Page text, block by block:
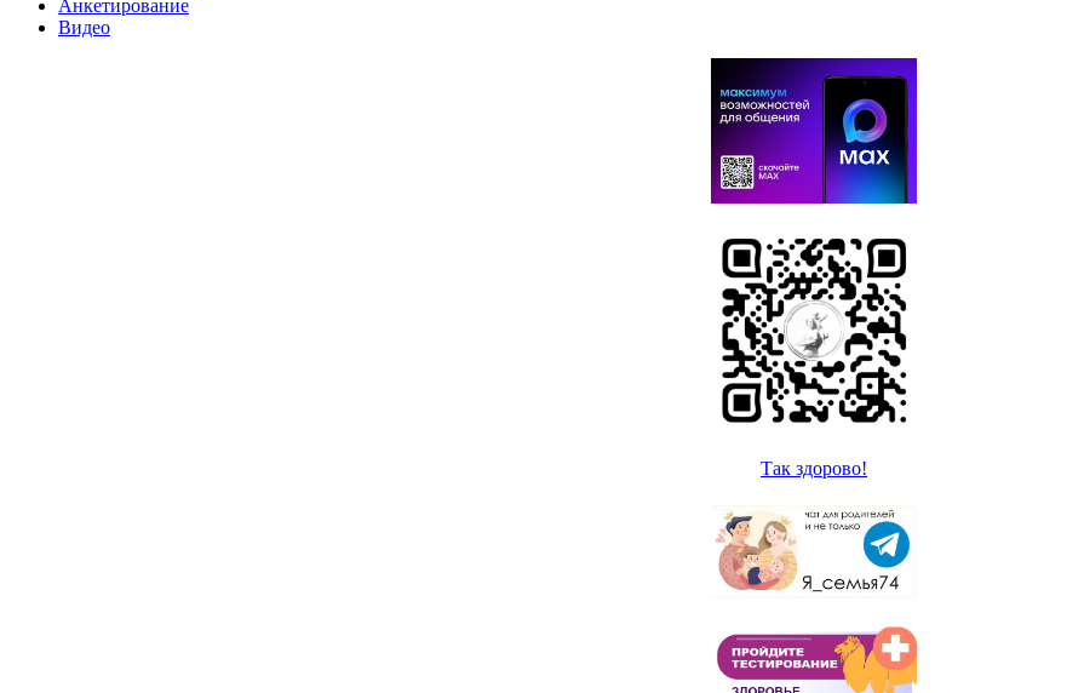
Анкетирование
Видео
Так здорово!